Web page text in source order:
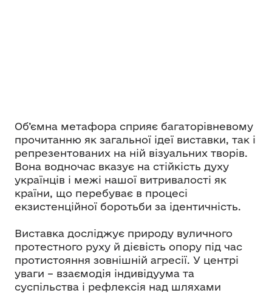
Об’ємна метафора сприяє багаторівневому
прочитанню як загальної ідеї виставки, так і
репрезентованих на ній візуальних творів.
Вона водночас вказує на стійкість духу
українців і межі нашої витривалості як
країни, що перебуває в процесі
екзистенційної боротьби за ідентичність.
Виставка досліджує природу вуличного
протестного руху й дієвість опору під час
протистояння зовнішній агресії. У центрі
уваги – взаємодія індивідуума та
суспільства і рефлексія над шляхами